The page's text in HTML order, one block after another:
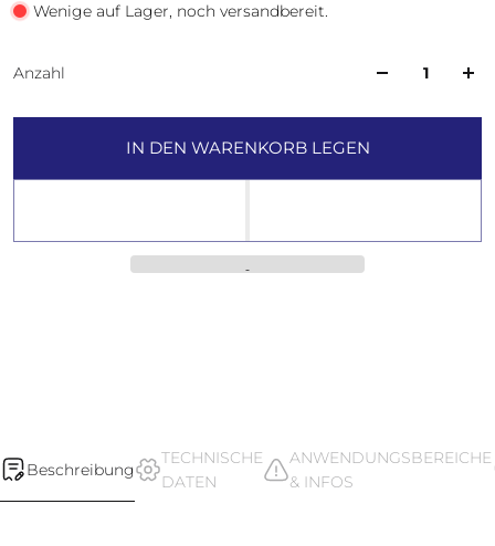
Wenige auf Lager, noch versandbereit.
Anzahl
IN DEN WARENKORB LEGEN
Beschreibung
TECHNISCHE
DATEN
ANWENDUNGSBEREICHE
& INFOS